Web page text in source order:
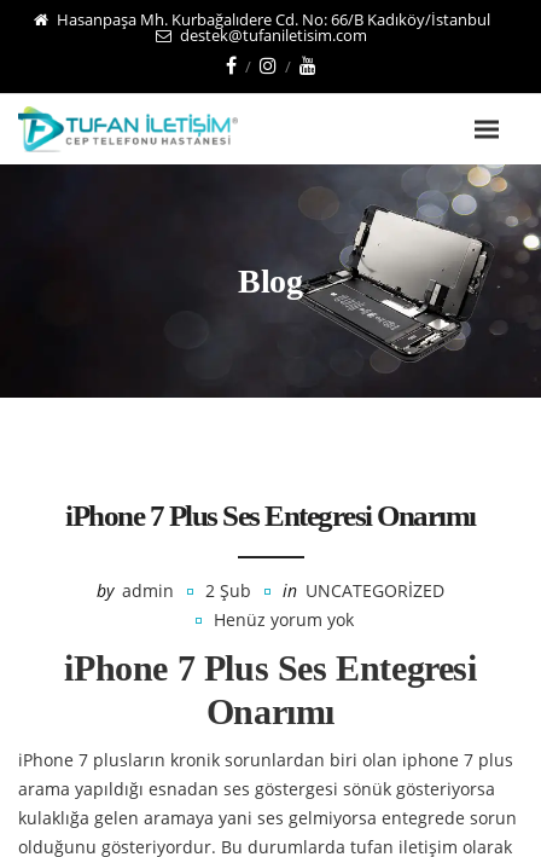
Hasanpaşa Mh. Kurbağalıdere Cd. No: 66/B Kadıköy/İstanbul
destek@tufaniletisim.com
Blog
iPhone 7 Plus Ses Entegresi Onarımı
by admin 2 Şub in UNCATEGORIZED
Henüz yorum yok
iPhone 7 Plus Ses Entegresi
Onarımı
iPhone 7 plusların kronik sorunlardan biri olan iphone 7 plus
arama yapıldığı esnadan ses göstergesi sönük gösteriyorsa
kulaklığa gelen aramaya yani ses gelmiyorsa entegrede sorun
olduğunu gösteriyordur. Bu durumlarda tufan iletişim olarak